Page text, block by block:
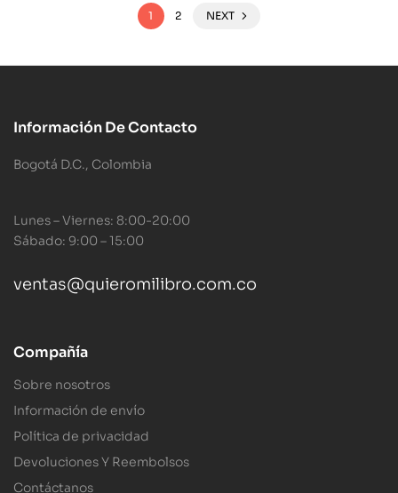
1 2 NEXT
Información De Contacto
Bogotá D.C., Colombia
Lunes – Viernes: 8:00-20:00
Sábado: 9:00 – 15:00
ventas@quieromilibro.com.co
Compañía
Sobre nosotros
Información de envío
Política de privacidad
Devoluciones Y Reembolsos
Contáctanos